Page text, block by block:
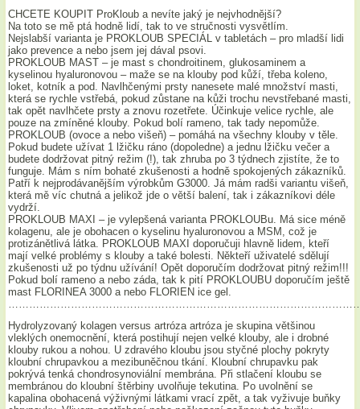
CHCETE KOUPIT ProKloub a nevíte jaký je nejvhodnější?
Na toto se mě ptá hodně lidí, tak to ve stručnosti vysvětlím.
Nejslabší varianta je PROKLOUB SPECIÁL v tabletách – pro mladší lidi
jako prevence a nebo jsem jej dával psovi.
PROKLOUB MAST – je mast s chondroitinem, glukosaminem a
kyselinou hyaluronovou – maže se na klouby pod kůží, třeba koleno,
loket, kotník a pod. Navlhčenými prsty nanesete malé množství masti,
která se rychle vstřebá, pokud zůstane na kůži trochu nevstřebané masti,
tak opět navlhčete prsty a znovu rozetřete. Účinkuje velice rychle, ale
pouze na zmíněné klouby. Pokud bolí rameno, tak tady nepomůže.
PROKLOUB (ovoce a nebo višeň) – pomáhá na všechny klouby v těle.
Pokud budete užívat 1 lžičku ráno (dopoledne) a jednu lžičku večer a
budete dodržovat pitný režim (!), tak zhruba po 3 týdnech zjistíte, že to
funguje. Mám s ním bohaté zkušenosti a hodně spokojených zákazníků.
Patří k nejprodávanějším výrobkům G3000. Já mám radši variantu višeň,
která mě víc chutná a jelikož jde o větší balení, tak i zákazníkovi déle
vydrží.
PROKLOUB MAXI – je vylepšená varianta PROKLOUBu. Má sice méně
kolagenu, ale je obohacen o kyselinu hyaluronovou a MSM, což je
protizánětlivá látka. PROKLOUB MAXI doporučuji hlavně lidem, kteří
mají velké problémy s klouby a také bolesti. Někteří uživatelé sdělují
zkušenosti už po týdnu užívání! Opět doporučím dodržovat pitný režim!!!
Pokud bolí rameno a nebo záda, tak k pití PROKLOUBU doporučím ještě
mast FLORINEA 3000 a nebo FLORIEN ice gel.
Hydrolyzovaný kolagen versus artróza artróza je skupina většinou
vleklých onemocnění, která postihují nejen velké klouby, ale i drobné
klouby rukou a nohou. U zdravého kloubu jsou styčné plochy pokryty
kloubní chrupavkou a mezibuněčnou tkání. Kloubní chrupavku pak
pokrývá tenká chondrosynoviální membrána. Při stlačení kloubu se
membránou do kloubní štěrbiny uvolňuje tekutina. Po uvolnění se
kapalina obohacená výživnými látkami vrací zpět, a tak vyživuje buňky